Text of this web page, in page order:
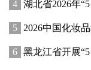
湖北省2026年
2026中国化妆
黑龙江省开展